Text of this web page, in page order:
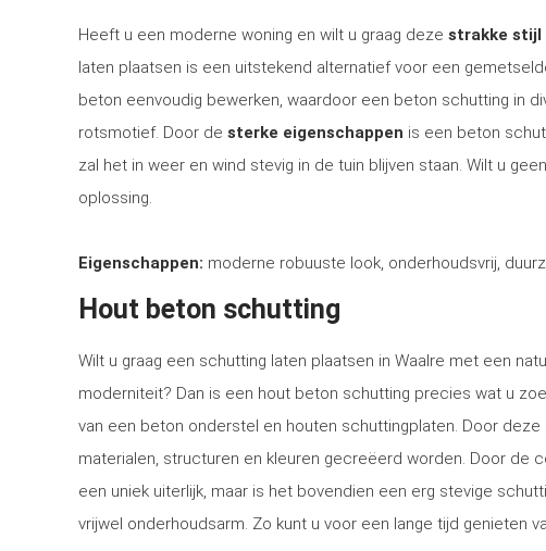
Heeft u een moderne woning en wilt u graag deze strakke stijl
laten plaatsen is een uitstekend alternatief voor een
beton eenvoudig bewerken, waardoor een beton schutting in
rotsmotief. Door de sterke eigenschappen is een beton
zal het in weer en wind stevig in de tuin blijven staan. Wilt u
oplossing.
Eigenschappen: moderne robuuste look, onderhoudsvrij,
Hout beton schutting
Wilt u graag een schutting laten plaatsen in Waalre met een
moderniteit? Dan is een hout beton schutting precies wat u
van een beton onderstel en houten schuttingplaten. Door
materialen, structuren en kleuren gecreëerd worden. Door de
een uniek uiterlijk, maar is het bovendien een erg stevige
vrijwel onderhoudsarm. Zo kunt u voor een lange tijd genieten